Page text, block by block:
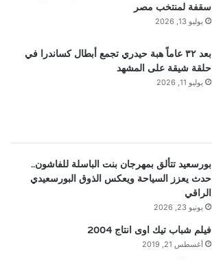
سقفة لمنتخب مصر
يوليو 13, 2026
بعد ٣٢ عاماً هبة حيدري تجمع أبطال كساندرا في
حلقة شيقة على المشهد
يوليو 11, 2026
بورسعيد تتألق بمهرجان بنت الباسلة للفاشون..
حدث يعزز السياحة ويعكس الذوق البورسعيدي
الراقي
يونيو 23, 2026
فيلم شباب تيك اوى انتاج 2004
أغسطس 21, 2019